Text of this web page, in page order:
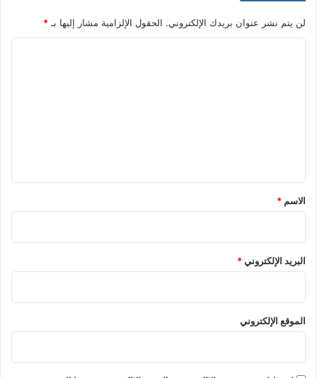
لن يتم نشر عنوان بريدك الإلكتروني. الحقول الإلزامية مشار إليها بـ*
*
الاسم *
البريد الإلكتروني*
الموقع الإلكتروني